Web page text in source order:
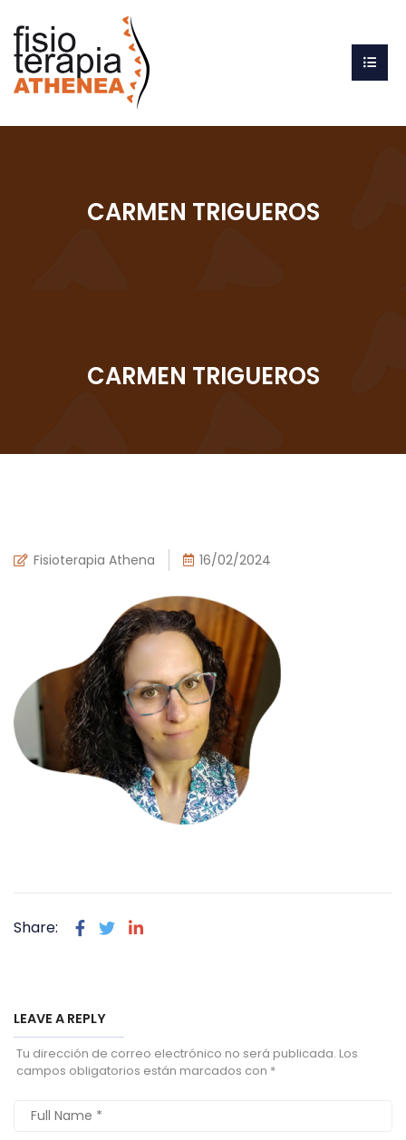
CARMEN TRIGUEROS
CARMEN TRIGUEROS
Fisioterapia Athena 16/02/2024
Share:
LEAVE A REPLY
Tu dirección de correo electrónico no será publicada. Los
campos obligatorios están marcados con *